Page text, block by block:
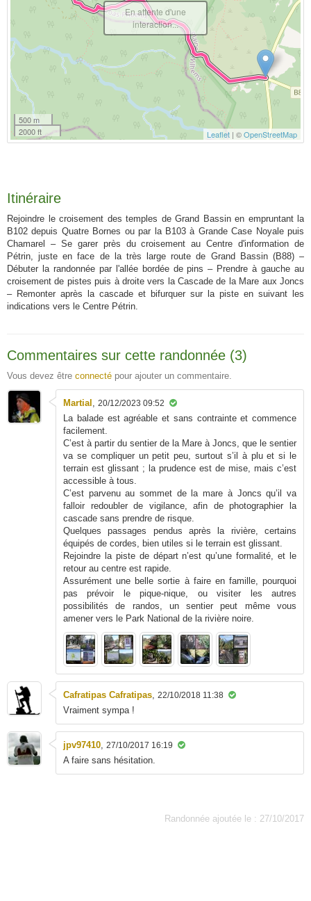
500 m
2000 ft
Leaflet | ©OpenStreetMap
En attente d'une
interaction...
Itinéraire
Rejoindre le croisement des temples de Grand Bassin en empruntant la
B102 depuis Quatre Bornes ou par la B103 à Grande Case Noyale puis
Chamarel – Se garer près du croisement au Centre d'information de
Pétrin, juste en face de la très large route de Grand Bassin (B88) –
Débuter la randonnée par l'allée bordée de pins – Prendre à gauche au
croisement de pistes puis à droite vers la Cascade de la Mare aux Joncs
– Remonter après la cascade et bifurquer sur la piste en suivant les
indications vers le Centre Pétrin.
Commentaires sur cette randonnée (3)
Vous devez être connecté pour ajouter un commentaire.
Martial , 20/12/2023 09:52
La balade est agréable et sans contrainte et commence
facilement.
C’est à partir du sentier de la Mare à Joncs, que le sentier
va se compliquer un petit peu, surtout s’il à plu et si le
terrain est glissant ; la prudence est de mise, mais c’est
accessible à tous.
C’est parvenu au sommet de la mare à Joncs qu’il va
falloir redoubler de vigilance, afin de photographier la
cascade sans prendre de risque.
Quelques passages pendus après la rivière, certains
équipés de cordes, bien utiles si le terrain est glissant.
Rejoindre la piste de départ n’est qu’une formalité, et le
retour au centre est rapide.
Assurément une belle sortie à faire en famille, pourquoi
pas prévoir le pique-nique, ou visiter les autres
possibilités de randos, un sentier peut même vous
amener vers le Park National de la rivière noire.
Cafratipas Cafratipas, 22/10/2018 11:38
Vraiment sympa !
jpv97410, 27/10/2017 16:19
A faire sans hésitation.
Randonnée ajoutée le : 27/10/2017